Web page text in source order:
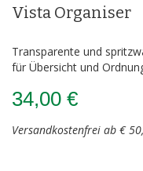
der
Vista Organiser
Transparente und
für Übersicht und
34,00 €
Versandkostenfrei ab €